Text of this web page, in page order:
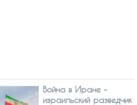
Война в Иране –
израильский разведчик